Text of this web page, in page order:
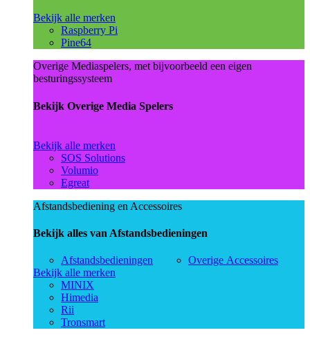
Bekijk alle merken
Raspberry Pi
Pine64
Overige Mediaspelers, met bijvoorbeeld een eigen
besturingssysteem
Bekijk Overige Media Spelers
Bekijk alle merken
SOS Solutions
Volumio
Egreat
Afstandsbediening en Accessoires
Bekijk alles van Afstandsbedieningen
Afstandsbedieningen
Overige Accessoires
Bekijk alle merken
MINIX
Himedia
Rii
Tronsmart